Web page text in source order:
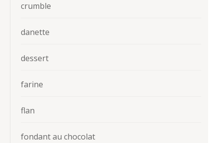
crumble
danette
dessert
farine
flan
fondant au chocolat